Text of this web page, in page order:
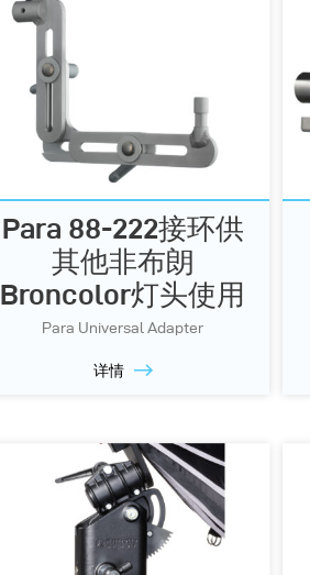
Para 88-222接环供
其他非布朗
Broncolor灯头使用
Para Universal Adapter
详情